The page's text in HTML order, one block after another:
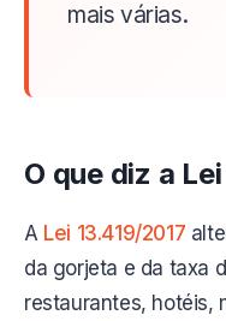
mais várias.
O que diz a
A Lei 13.419/2017
da gorjeta e da taxa
restaurantes, hotéis,